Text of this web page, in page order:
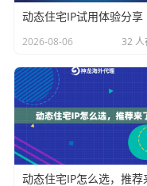
业务场景进行匹配。
重点完全不同。
场景一：数据采集与
这是动态住宅IP最经
控、舆情收集或公开
爬虫机制。你需要的是
灵活的动态住宅IP。
动态住宅IP试用体验分享
2026-08-06 32 人